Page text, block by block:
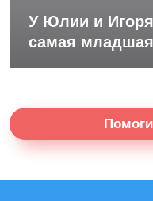
У Юлии и
самая